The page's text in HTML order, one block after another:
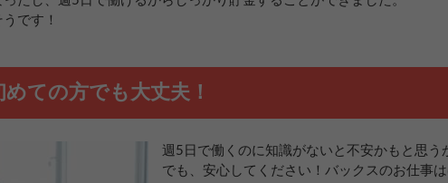
です！
ての方でも大丈夫！
週5日で働くのに知識がないと不安かもと思う
でも、安心してください！バックスのお仕事